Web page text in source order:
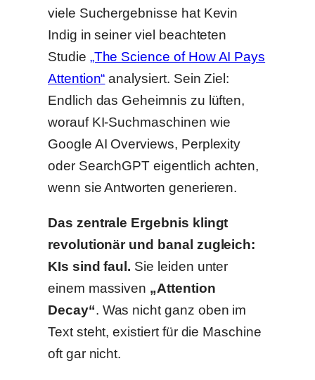
viele Suchergebnisse hat Kevin
Indig in seiner viel beachteten
Studie „The Science of How AI Pays
Attention“ analysiert. Sein Ziel:
Endlich das Geheimnis zu lüften,
worauf KI-Suchmaschinen wie
Google AI Overviews, Perplexity
oder SearchGPT eigentlich achten,
wenn sie Antworten generieren.
Das zentrale Ergebnis klingt
revolutionär und banal zugleich:
KIs sind faul. Sie leiden unter
einem massiven „Attention
Decay“. Was nicht ganz oben im
Text steht, existiert für die Maschine
oft gar nicht.